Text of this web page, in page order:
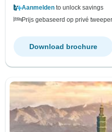
Aanmelden to unlock savings
Prijs gebaseerd op privé
Download brochure